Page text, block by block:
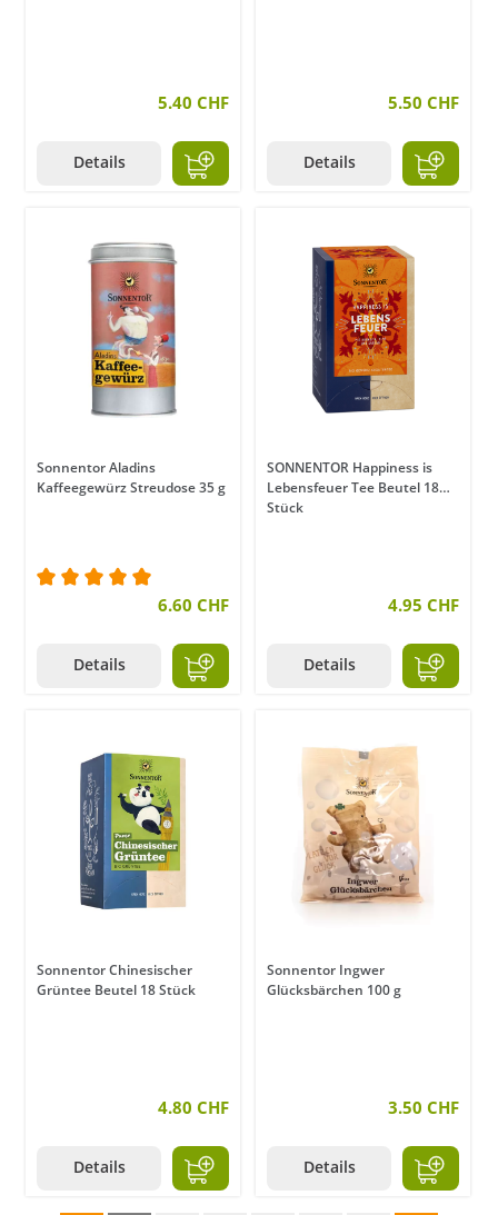
5.40 CHF
Details
5.50 CHF
Details
Sonnentor Aladins
Kaffeegewürz Streudose 35 g
Durchschnittliche Bewertung von 5 von 5 Sternen
6.60 CHF
Details
SONNENTOR Happiness is
Lebensfeuer Tee Beutel 18
Stück
4.95 CHF
Details
Sonnentor Chinesischer
Grüntee Beutel 18 Stück
4.80 CHF
Details
Sonnentor Ingwer
Glücksbärchen 100 g
3.50 CHF
Details